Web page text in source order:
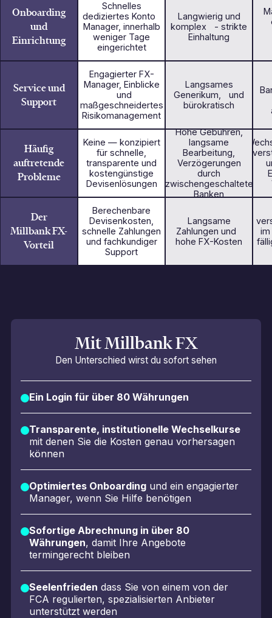
Onboarding
und
Einrichtung
Schnelles
dediziertes Konto
Manager, innerhalb
weniger Tage
eingerichtet
Langwierig und
komplex - strikte
Einhaltung
Service und
Support
Engagierter FX-
Manager, Einblicke
und
maßgeschneidertes
Risikomanagement
Langsames
Generikum, und
bürokratisch
Häufig
auftretende
Probleme
Keine — konzipiert
für schnelle,
transparente und
kostengünstige
Devisenlösungen
Hohe Gebühren,
langsame
Bearbeitung,
Verzögerungen
durch
zwischengeschaltete
Banken
Der
Millbank FX-
Vorteil
Berechenbare
Devisenkosten,
schnelle Zahlungen
und fachkundiger
Support
Langsame
Zahlungen und
hohe FX-Kosten
im
Mit Millbank FX
Den Unterschied wirst du sofort sehen
Ein Login für über 80 Währungen
Transparente, institutionelle Wechselkurse
mit denen Sie die Kosten genau vorhersagen
können
Optimiertes Onboarding und ein engagierter
Manager, wenn Sie Hilfe benötigen
Sofortige Abrechnung in über 80
Währungen, damit Ihre Angebote
termingerecht bleiben
Seelenfrieden dass Sie von einem von der
FCA regulierten, spezialisierten Anbieter
unterstützt werden